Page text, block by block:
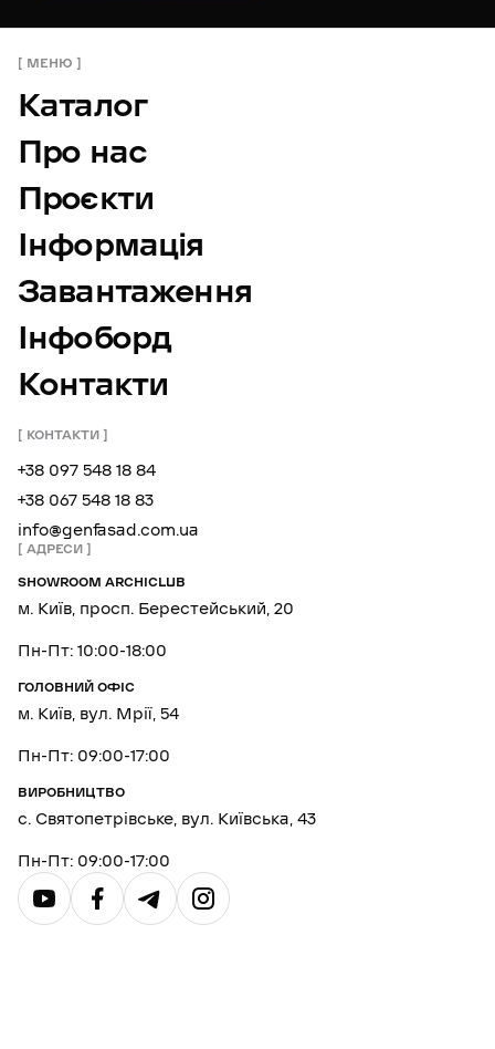
МЕНЮ
Каталог
Про нас
Проєкти
Інформація
Завантаження
Інфоборд
Контакти
КОНТАКТИ
+38 097 548 18 84
+38 067 548 18 83
info@genfasad.com.ua
АДРЕСИ
SHOWROOM ARCHICLUB
м. Київ, просп. Берестейський, 20
Пн-Пт: 10:00-18:00
ГОЛОВНИЙ ОФІС
м. Київ, вул. Мрії, 54
Пн-Пт: 09:00-17:00
ВИРОБНИЦТВО
с. Святопетрівське, вул. Київська, 43
Пн-Пт: 09:00-17:00